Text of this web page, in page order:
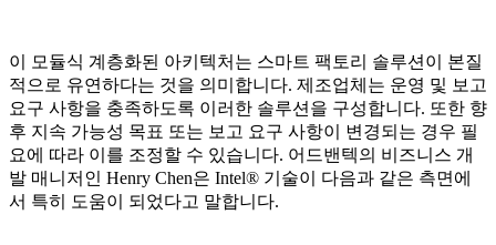
이 모듈식 계층화된 아키텍처는 스마트 팩토리 솔루션이 본질
적으로 유연하다는 것을 의미합니다. 제조업체는 운영 및 보고
요구 사항을 충족하도록 이러한 솔루션을 구성합니다. 또한 향
후 지속 가능성 목표 또는 보고 요구 사항이 변경되는 경우 필
요에 따라 이를 조정할 수 있습니다. 어드밴텍의 비즈니스 개
발 매니저인 Henry Chen은 Intel® 기술이 다음과 같은 측면에
서 특히 도움이 되었다고 말합니다.